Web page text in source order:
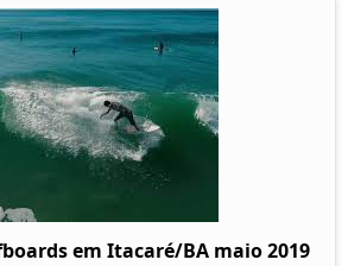
em Itacaré/BA maio 2019